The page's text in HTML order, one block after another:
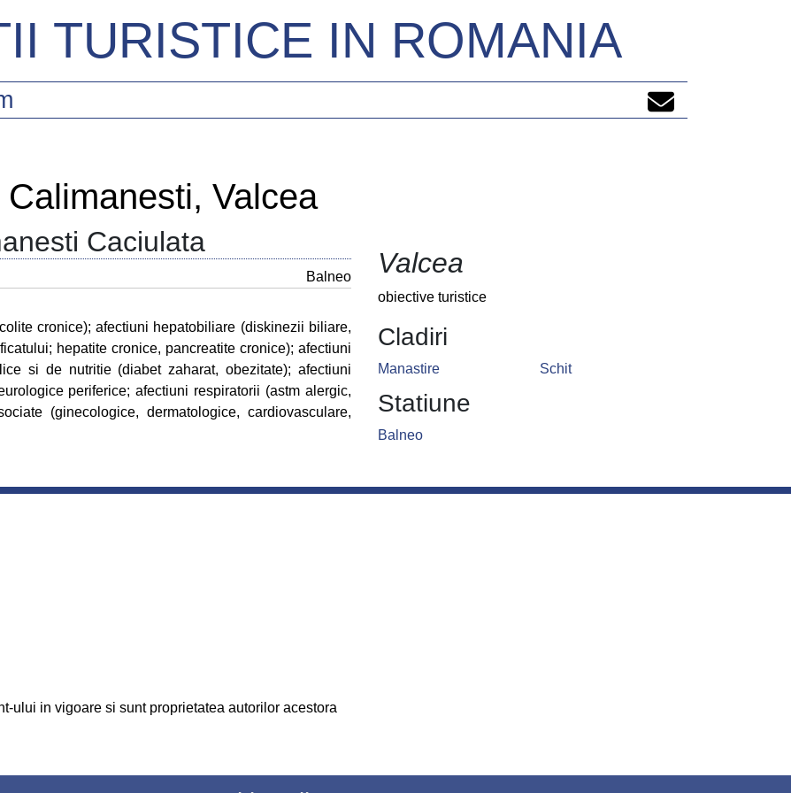
TURISTICE IN ROMANIA
Valcea
Caciulata
Balneo
cronice); afectiuni hepatobiliare (diskinezii biliare,
hepatite cronice, pancreatite cronice); afectiuni
si de nutritie (diabet zaharat, obezitate); afectiuni
periferice; afectiuni respiratorii (astm alergic,
(ginecologice, dermatologice, cardiovasculare,
Valcea
obiective turistice
Cladiri
Manastire Schit
Statiune
Balneo
ului in vigoare si sunt proprietatea autorilor acestora